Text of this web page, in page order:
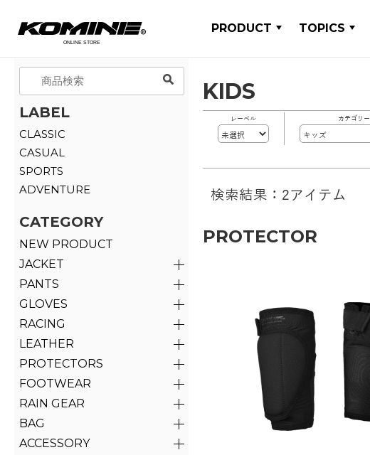
PRODUCT TOPICS
LABEL
CLASSIC
CASUAL
SPORTS
ADVENTURE
CATEGORY
NEW PRODUCT
JACKET
PANTS
GLOVES
RACING
LEATHER
PROTECTORS
FOOTWEAR
RAIN GEAR
BAG
ACCESSORY
KIDS
レーベル カテゴリー
検索結果：2アイテム
PROTECTOR